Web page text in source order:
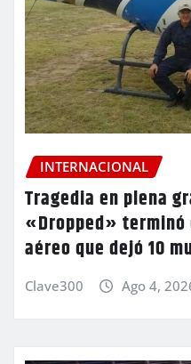
INTERNACIONAL
Tragedia en plena
«Dropped» terminó
aéreo que dejó 10
Clave300 Ago 4,